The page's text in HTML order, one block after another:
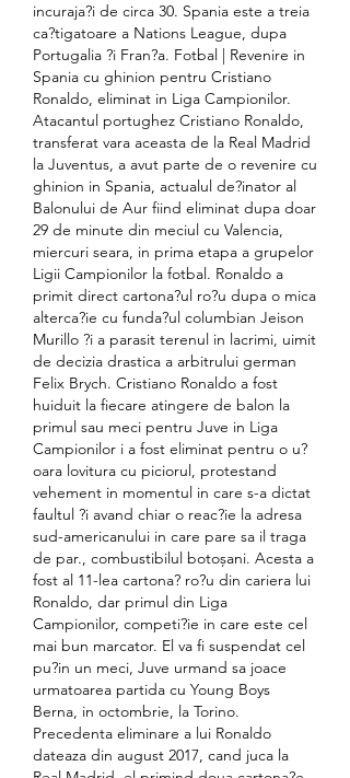
incuraja?i de circa 30. Spania este a treia
ca?tigatoare a Nations League, dupa
Portugalia ?i Fran?a. Fotbal | Revenire in
Spania cu ghinion pentru Cristiano
Ronaldo, eliminat in Liga Campionilor.
Atacantul portughez Cristiano Ronaldo,
transferat vara aceasta de la Real Madrid
la Juventus, a avut parte de o revenire cu
ghinion in Spania, actualul de?inator al
Balonului de Aur fiind eliminat dupa doar
29 de minute din meciul cu Valencia,
miercuri seara, in prima etapa a grupelor
Ligii Campionilor la fotbal. Ronaldo a
primit direct cartona?ul ro?u dupa o mica
alterca?ie cu funda?ul columbian Jeison
Murillo ?i a parasit terenul in lacrimi, uimit
de decizia drastica a arbitrului german
Felix Brych. Cristiano Ronaldo a fost
huiduit la fiecare atingere de balon la
primul sau meci pentru Juve in Liga
Campionilor i a fost eliminat pentru o u?
oara lovitura cu piciorul, protestand
vehement in momentul in care s-a dictat
faultul ?i avand chiar o reac?ie la adresa
sud-americanului in care pare sa il traga
de par., combustibilul botoșani. Acesta a
fost al 11-lea cartona? ro?u din cariera lui
Ronaldo, dar primul din Liga
Campionilor, competi?ie in care este cel
mai bun marcator. El va fi suspendat cel
pu?in un meci, Juve urmand sa joace
urmatoarea partida cu Young Boys
Berna, in octombrie, la Torino.
Precedenta eliminare a lui Ronaldo
dateaza din august 2017, cand juca la